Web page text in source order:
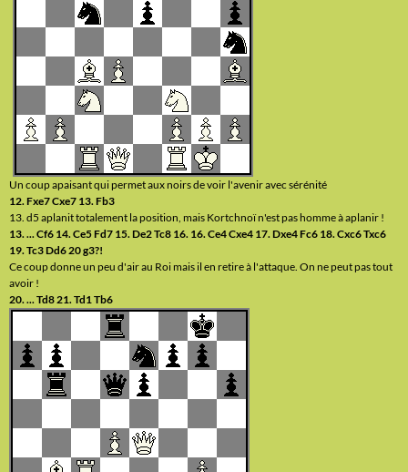
Un coup apaisant qui permet aux noirs de voir l'avenir avec sérénité
12. Fxe7 Cxe7 13. Fb3
13. d5 aplanit totalement la position, mais Kortchnoï n'est pas homme à aplanir !
13. ... Cf6 14. Ce5 Fd7 15. De2 Tc8 16. 16. Ce4 Cxe4 17. Dxe4 Fc6 18. Cxc6 Txc6
19. Tc3 Dd6 20 g3?!
Ce coup donne un peu d'air au Roi mais il en retire à l'attaque. On ne peut pas tout
avoir !
20. ... Td8 21. Td1 Tb6